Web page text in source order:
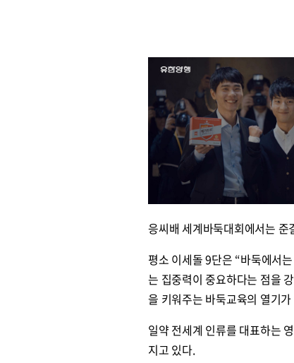
응씨배 세계바둑대회에서는
평소 이세돌 9단은 “바둑에서
는 집중력이 중요하다는 점을
을 키워주는 바둑교육의 열기
일약 전세계 인류를 대표하는
지고 있다.